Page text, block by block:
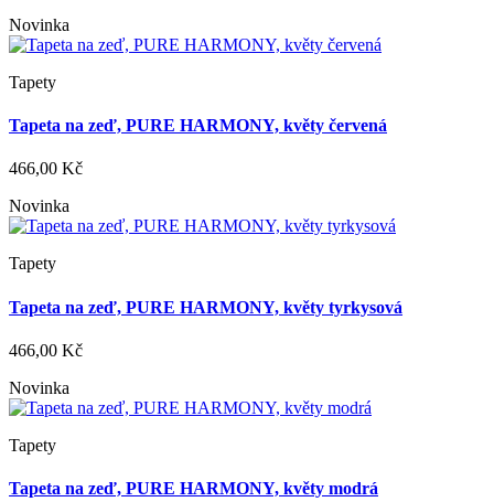
Novinka
Tapety
Tapeta na zeď, PURE HARMONY, květy červená
466,00 Kč
Novinka
Tapety
Tapeta na zeď, PURE HARMONY, květy tyrkysová
466,00 Kč
Novinka
Tapety
Tapeta na zeď, PURE HARMONY, květy modrá